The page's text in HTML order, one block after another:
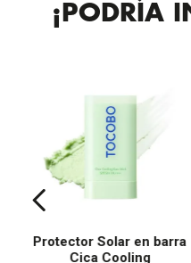
¡PODRÍA
Protector Solar en barra
Cica Cooling